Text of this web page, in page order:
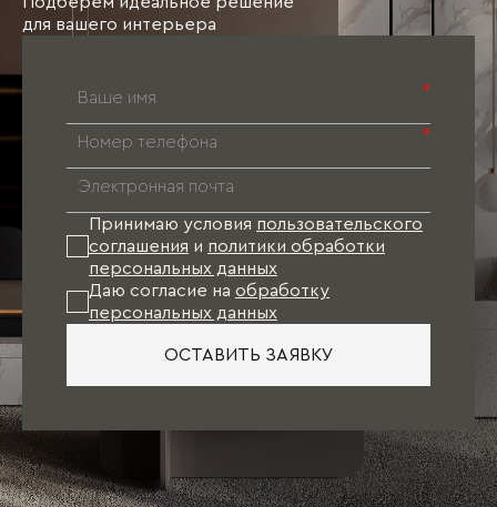
для вашего интерьера
*
*
Принимаю условия пользовательского
соглашения и политики обработки
персональных данных
Даю согласие на обработку
персональных данных
ОСТАВИТЬ ЗАЯВКУ